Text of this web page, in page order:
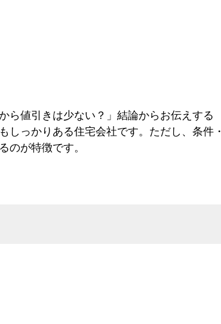
ら値引きは少ない？」結論からお伝えする
しっかりある住宅会社です。ただし、条件・
のが特徴です。